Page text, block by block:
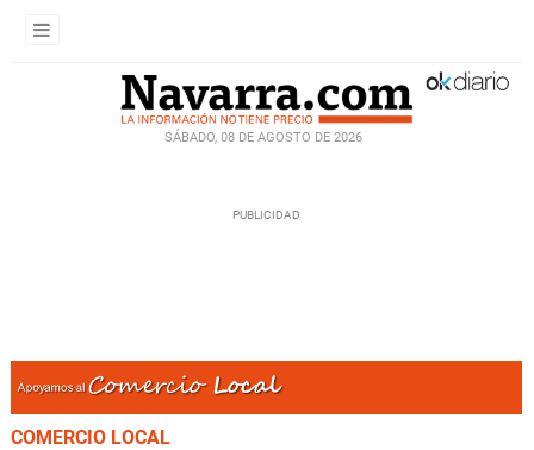
SÁBADO, 08 DE AGOSTO DE 2026
COMERCIO LOCAL